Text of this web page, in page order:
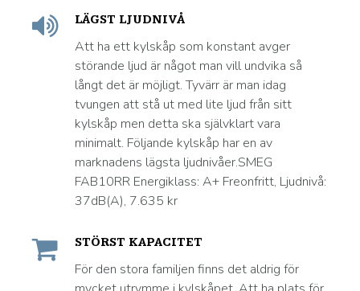
LÄGST LJUDNIVÅ
Att ha ett kylskåp som konstant avger
störande ljud är något man vill undvika så
långt det är möjligt. Tyvärr är man idag
tvungen att stå ut med lite ljud från sitt
kylskåp men detta ska självklart vara
minimalt. Följande kylskåp har en av
marknadens lägsta ljudnivåer.SMEG
FAB10RR Energiklass: A+ Freonfritt, Ljudnivå:
37dB(A), 7.635 kr
STÖRST KAPACITET
För den stora familjen finns det aldrig för